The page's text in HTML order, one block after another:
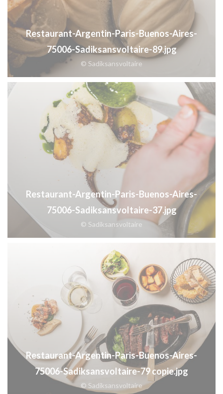
Restaurant-Argentin-Paris-Buenos-Aires-
75006-Sadiksansvoltaire-89.jpg
© Sadiksansvoltaire
Restaurant-Argentin-Paris-Buenos-Aires-
75006-Sadiksansvoltaire-37.jpg
© Sadiksansvoltaire
Restaurant-Argentin-Paris-Buenos-Aires-
75006-Sadiksansvoltaire-79 copie.jpg
© Sadiksansvoltaire